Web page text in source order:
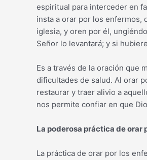
espiritual para interceder en
insta a orar por los enfermos,
iglesia, y oren por él,
Señor lo levantará; y si
Es a través de la oración que
dificultades de salud. Al orar
restaurar y traer alivio a
nos permite confiar en que
La poderosa práctica de orar
La práctica de orar por los